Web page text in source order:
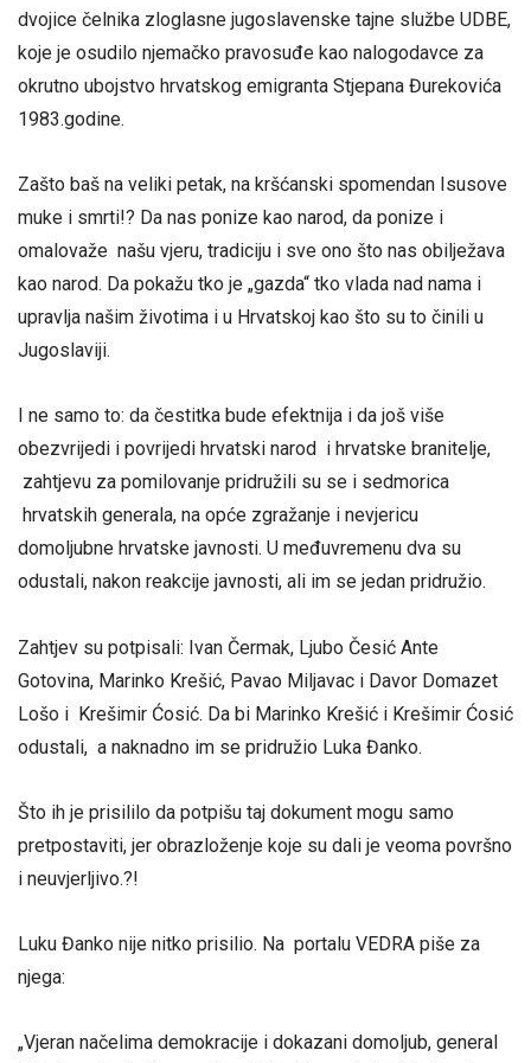
dvojice čelnika zloglasne jugoslavenske tajne službe UDBE,
koje je osudilo njemačko pravosuđe kao nalogodavce za
okrutno ubojstvo hrvatskog emigranta Stjepana Đurekovića
1983.godine.
Zašto baš na veliki petak, na kršćanski spomendan Isusove
muke i smrti!? Da nas ponize kao narod, da ponize i
omalovaže našu vjeru, tradiciju i sve ono što nas obilježava
kao narod. Da pokažu tko je „gazda“ tko vlada nad nama i
upravlja našim životima i u Hrvatskoj kao što su to činili u
Jugoslaviji.
I ne samo to: da čestitka bude efektnija i da još više
obezvrijedi i povrijedi hrvatski narod i hrvatske branitelje,
zahtjevu za pomilovanje pridružili su se i sedmorica
hrvatskih generala, na opće zgražanje i nevjericu
domoljubne hrvatske javnosti. U međuvremenu dva su
odustali, nakon reakcije javnosti, ali im se jedan pridružio.
Zahtjev su potpisali: Ivan Čermak, Ljubo Česić Ante
Gotovina, Marinko Krešić, Pavao Miljavac i Davor Domazet
Lošo i Krešimir Ćosić. Da bi Marinko Krešić i Krešimir Ćosić
odustali, a naknadno im se pridružio Luka Đanko.
Što ih je prisililo da potpišu taj dokument mogu samo
pretpostaviti, jer obrazloženje koje su dali je veoma površno
i neuvjerljivo.?!
Luku Đanko nije nitko prisilio. Na portalu VEDRA piše za
njega:
„Vjeran načelima demokracije i dokazani domoljub, general